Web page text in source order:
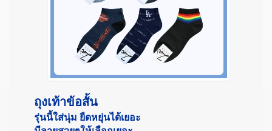
ถุงเท้าข้อสั้น
รุ่นนี้ใส่นุ่ม ยืดหยุ่นได้เยอะ